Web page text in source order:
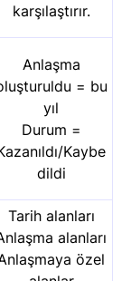
karşılaştırır.
Anlaşma
= bu
yıl
Durum =
Kaybe
dildi
Tarih alanları
alanları
özel